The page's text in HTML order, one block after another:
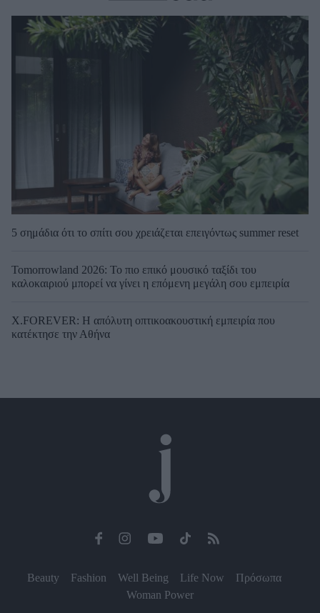
5 σημάδια ότι το σπίτι σου χρειάζεται επειγόντως summer reset
Tomorrowland 2026: Το πιο επικό μουσικό ταξίδι του
καλοκαιριού μπορεί να γίνει η επόμενη μεγάλη σου εμπειρία
X.FOREVER: Η απόλυτη οπτικοακουστική εμπειρία που
κατέκτησε την Αθήνα
Beauty Fashion Well Being Life Now
Πρόσωπα
Woman Power